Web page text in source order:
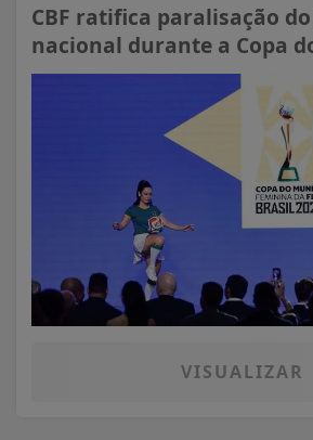
CBF ratifica paralisação
nacional durante a Copa
VISUALIZAR